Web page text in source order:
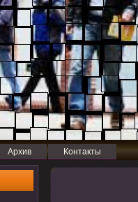
Архив Контакты